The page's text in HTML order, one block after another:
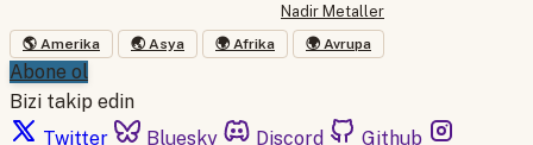
Nadir Metaller
🌎 Amerika 🌏 Asya 🌍 Afrika 🌍 Avrupa
Abone ol
Bizi takip edin
Twitter
Bluesky Discord
Github